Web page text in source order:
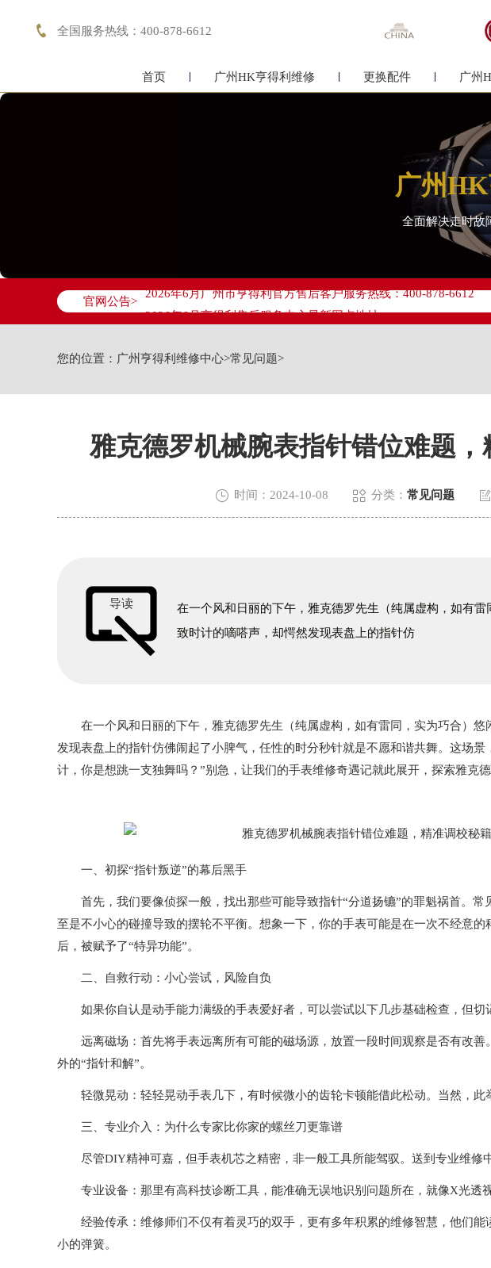
 全国服务热线：400-878-6612
首页 广州HK亨得利维修 更换配件 广州
广州
全面解决走时故
官网公告>
2026年6月广州市亨得利官方售后客户服务热线：400-878-6612
2026年6月亨得利售后服务中心最新网点地址：
广州市越秀区环市东路371-375号世界贸易中心大厦南塔写字楼15
您的位置： 广州亨得利维修中心>常见问题>
雅克德罗机械腕表指针错位难题
 时间：2024-10-08  分类： 常见问题 
导读
在一个风和日丽的下午，雅克德罗先生（纯属虚构，如有
致时计的嘀嗒声，却愕然发现表盘上的指针仿
在一个风和日丽的下午，雅克德罗先生（纯属虚构，如有雷同，实为巧合）悠
发现表盘上的指针仿佛闹起了小脾气，任性的时分秒针就是不愿和谐共舞。这场
计，你是想跳一支独舞吗？”别急，让我们的手表维修奇遇记就此展开，探索雅克
一、初探“指针叛逆”的幕后黑手
首先，我们要像侦探一般，找出那些可能导致指针“分道扬镳”的罪魁祸首。常
至是不小心的碰撞导致的摆轮不平衡。想象一下，你的手表可能是在一次不经意的
后，被赋予了“特异功能”。
二、自救行动：小心尝试，风险自负
如果你自认是动手能力满级的手表爱好者，可以尝试以下几步基础检查，但切
远离磁场：首先将手表远离所有可能的磁场源，放置一段时间观察是否有改善
外的“指针和解”。
轻微晃动：轻轻晃动手表几下，有时候微小的齿轮卡顿能借此松动。当然，此
三、专业介入：为什么专家比你家的螺丝刀更靠谱
尽管DIY精神可嘉，但手表机芯之精密，非一般工具所能驾驭。送到专业维修
专业设备：那里有高科技诊断工具，能准确无误地识别问题所在，就像X光透视
经验传承：维修师们不仅有着灵巧的双手，更有多年积累的维修智慧，他们能
小的弹簧。